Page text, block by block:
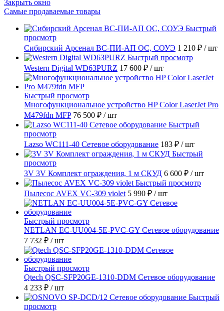
Закрыть окно
Самые продаваемые товары
Быстрый
просмотр
Сибирский Арсенал ВС-ПИ-АП ОС, СОУЭ 1 210 ₽ / шт
Быстрый просмотр
Western Digital WD63PURZ 17 600 ₽ / шт
Быстрый просмотр
Многофункциональное устройство HP Color LaserJet Pro
M479fdn MFP 76 500 ₽ / шт
Быстрый
просмотр
Lazso WC111-40 Сетевое оборудование 183 ₽ / шт
Быстрый
просмотр
3V 3V Комплект ограждения, 1 м СКУД 6 600 ₽ / шт
Быстрый просмотр
Пылесос AVEX VC-309 violet 5 990 ₽ / шт
Быстрый просмотр
NETLAN EC-UU004-5E-PVC-GY Сетевое оборудование
7 732 ₽ / шт
Быстрый просмотр
Qtech QSC-SFP20GE-1310-DDM Сетевое оборудование
4 233 ₽ / шт
Быстрый
просмотр